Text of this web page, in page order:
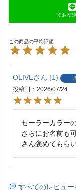
※お友
OLIVE 1
投稿日
2026/07/24
セーラーカラー
さらにお名前も
さん褒めてもら
すべてのレビュー